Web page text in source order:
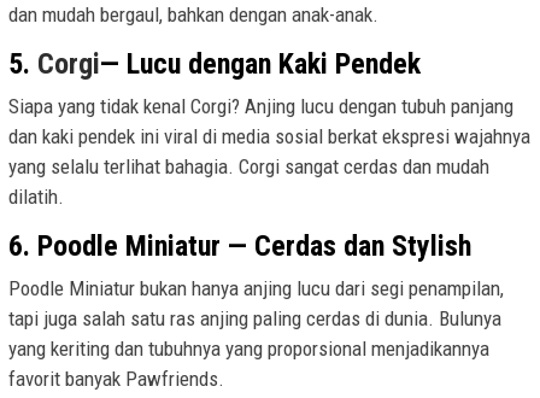
dan mudah bergaul, bahkan dengan anak-anak.
5. Corgi— Lucu dengan Kaki Pendek
Siapa yang tidak kenal Corgi? Anjing lucu dengan tubuh panjang
dan kaki pendek ini viral di media sosial berkat ekspresi wajahnya
yang selalu terlihat bahagia. Corgi sangat cerdas dan mudah
dilatih.
6. Poodle Miniatur — Cerdas dan Stylish
Poodle Miniatur bukan hanya anjing lucu dari segi penampilan,
tapi juga salah satu ras anjing paling cerdas di dunia. Bulunya
yang keriting dan tubuhnya yang proporsional menjadikannya
favorit banyak Pawfriends.